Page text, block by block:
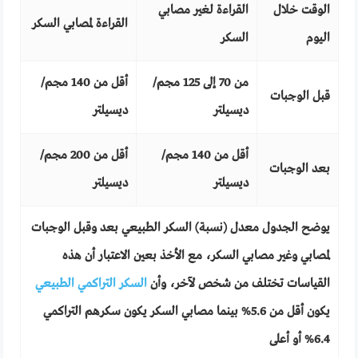
الوقت خلال
اليوم
القراءة لغير مصابي
السكر
القراءة لمصابي السكر
قبل الوجبات
من 70 إلى 125 مجم/
ديسيلتر
أقل من 140 مجم/
ديسيلتر
بعد الوجبات
أقل من 140 مجم/
ديسيلتر
أقل من 200 مجم/
ديسيلتر
يوضح الجدول معدل (نسبة) السكر الطبيعي بعد وقبل الوجبات
لمصابي وغير مصابي السكر، مع الأخذ بعين الاعتبار أن هذه
القياسات تختلف من شخص لآخر، وأنالسكر التراكمي الطبيعي
يكون أقل من 5.6% بينما مصابي السكر يكون سكرهم التراكمي
6.4% أو أعلى